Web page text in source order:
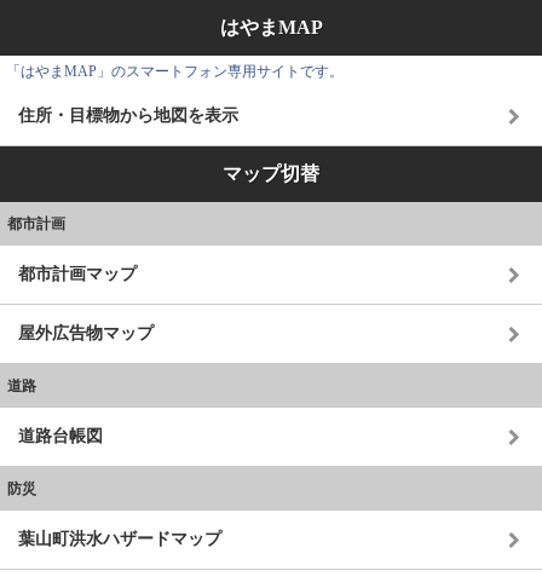
はやまMAP
「はやまMAP」のスマートフォン専用サイトです。
住所・目標物から地図を表示
マップ切替
都市計画
都市計画マップ
屋外広告物マップ
道路
道路台帳図
防災
葉山町洪水ハザードマップ